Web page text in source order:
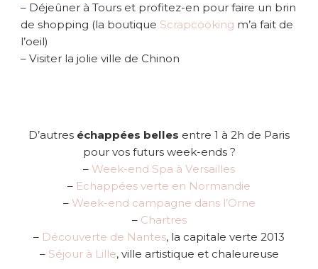
– Déjeûner à Tours et profitez-en pour faire un brin
de shopping (la boutique Scrapcooking m’a fait de
l’oeil)
– Visiter la jolie ville de Chinon
D’autres échappées belles entre 1 à 2h de Paris
pour vos futurs week-ends ?
– Week-end Spa à Versailles
– Echappées verte en Normandie
– Week-end campagne dans l’Orne
– Chartres
– Découverte de Nantes, la capitale verte 2013
– Séjour à Lille, ville artistique et chaleureuse